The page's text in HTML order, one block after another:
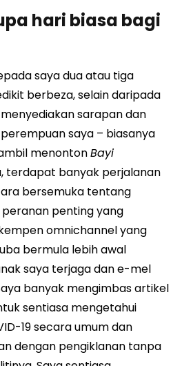
hari biasa bagi
saya dua atau tiga
berbeza, selain daripada
sarapan dan
saya – biasanya
menontonBayi
terdapat banyak perjalanan
bersemuka tentang
penting yang
omnichannel yang
bermula lebih awal
saya terjaga dan e-mel
banyak mengimbas artikel
sentiasa mengetahui
19 secara umum dan
dengan pengiklanan tanpa